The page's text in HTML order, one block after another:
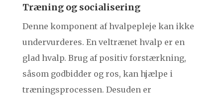
Træning og socialisering
Denne komponent af hvalpepleje kan ikke
undervurderes. En veltrænet hvalp er en
glad hvalp. Brug af positiv forstærkning,
såsom godbidder og ros, kan hjælpe i
træningsprocessen. Desuden er